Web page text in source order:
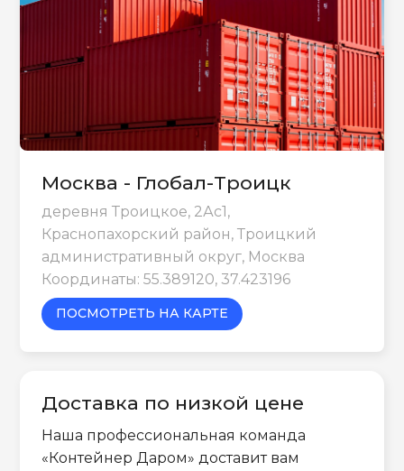
Москва - Глобал-Троицк
деревня Троицкое, 2Ас1,
Краснопахорский район, Троицкий
административный округ, Москва
Координаты: 55.389120, 37.423196
ПОСМОТРЕТЬ НА КАРТЕ
Доставка по низкой цене
Наша профессиональная команда
«Контейнер Даром» доставит вам